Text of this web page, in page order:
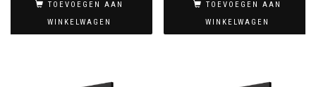
TOEVOEGEN AAN
WINKELWAGEN
TOEVOEGEN AAN
WINKELWAGEN